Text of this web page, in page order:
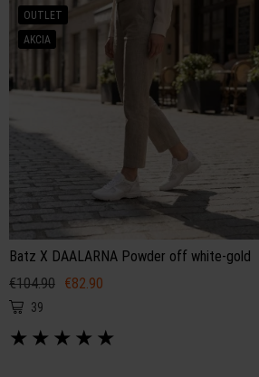
OUTLET
AKCIA
Batz X DAALARNA Powder off white-gold
€104.90 €82.90
39
★ ★ ★ ★ ★